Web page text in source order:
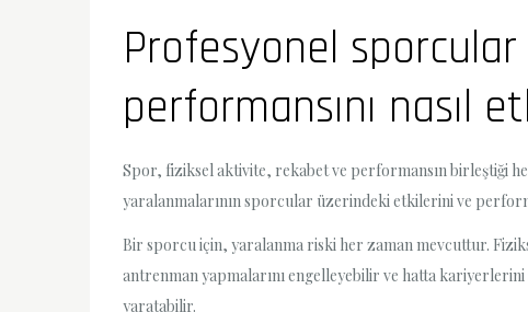
Profesyonel
performansını nasıl
Spor, fiziksel aktivite, rekabet ve performansın birleştiği
yaralanmalarının sporcular üzerindeki etkilerini ve
Bir sporcu için, yaralanma riski her zaman mevcuttur.
antrenman yapmalarını engelleyebilir ve hatta
yaratabilir.